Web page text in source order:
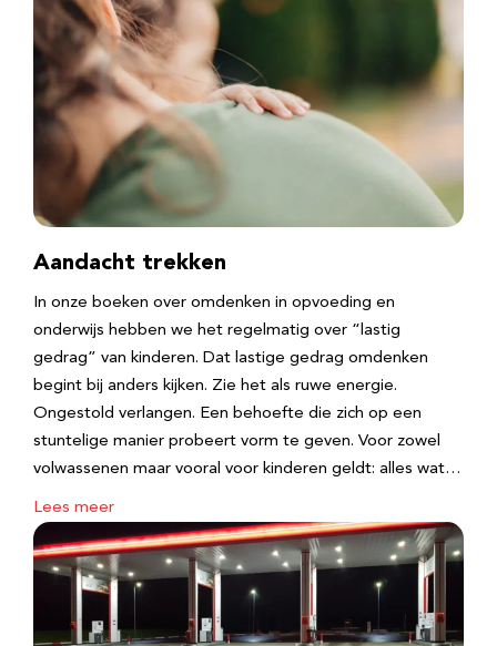
Aandacht trekken
In onze boeken over omdenken in opvoeding en
onderwijs hebben we het regelmatig over “lastig
gedrag” van kinderen. Dat lastige gedrag omdenken
begint bij anders kijken. Zie het als ruwe energie.
Ongestold verlangen. Een behoefte die zich op een
stuntelige manier probeert vorm te geven. Voor zowel
volwassenen maar vooral voor kinderen geldt: alles wat…
Lees meer